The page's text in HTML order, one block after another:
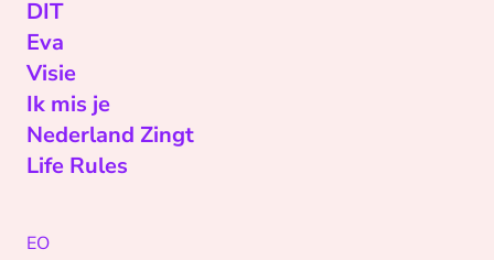
DIT
Eva
Visie
Ik mis je
Nederland Zingt
Life Rules
EO